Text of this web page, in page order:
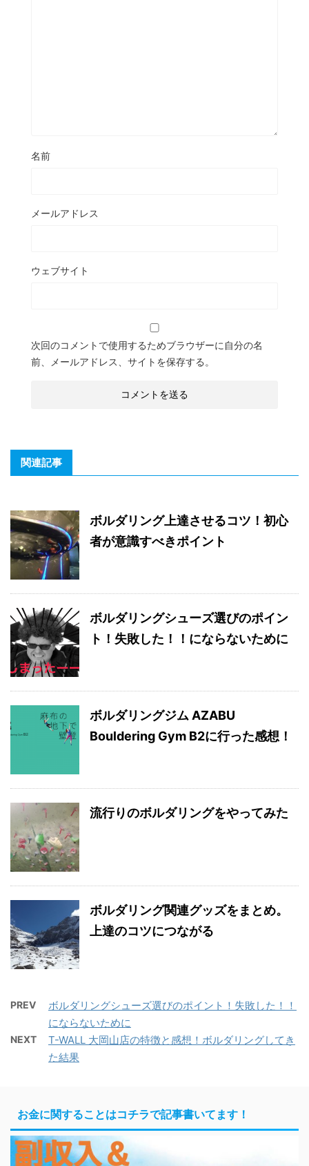
名前
メールアドレス
ウェブサイト
次回のコメントで使用するためブラウザーに自分の名
前、メールアドレス、サイトを保存する。
関連記事
ボルダリング上達させるコツ！初心
者が意識すべきポイント
ボルダリングシューズ選びのポイン
ト！失敗した！！にならないために
ボルダリングジム AZABU
Bouldering Gym B2に行った感想！
流行りのボルダリングをやってみた
ボルダリング関連グッズをまとめ。
上達のコツにつながる
PREV
ボルダリングシューズ選びのポイント！失敗した！！
にならないために
NEXT
T-WALL 大岡山店の特徴と感想！ボルダリングしてき
た結果
お金に関することはコチラで記事書いてます！